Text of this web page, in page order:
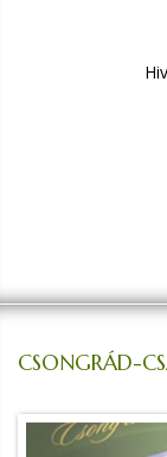
CSONGRÁD-